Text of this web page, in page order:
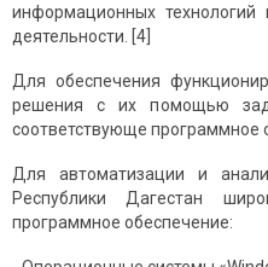
информационных
деятельности. [4]
Для обеспечения
решения с их помощью
соответствующе программное
Для автоматизации и
Республики Дагестан
программное обеспечение: